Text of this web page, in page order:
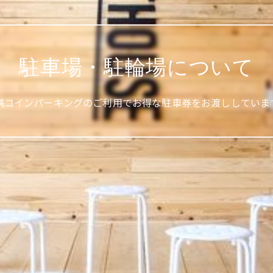
駐車場・駐輪場について
コインパーキングのご利用でお得な駐車券をお渡ししていま